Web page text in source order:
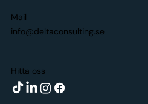
Mail
info@deltaconsulting.se
Hitta oss